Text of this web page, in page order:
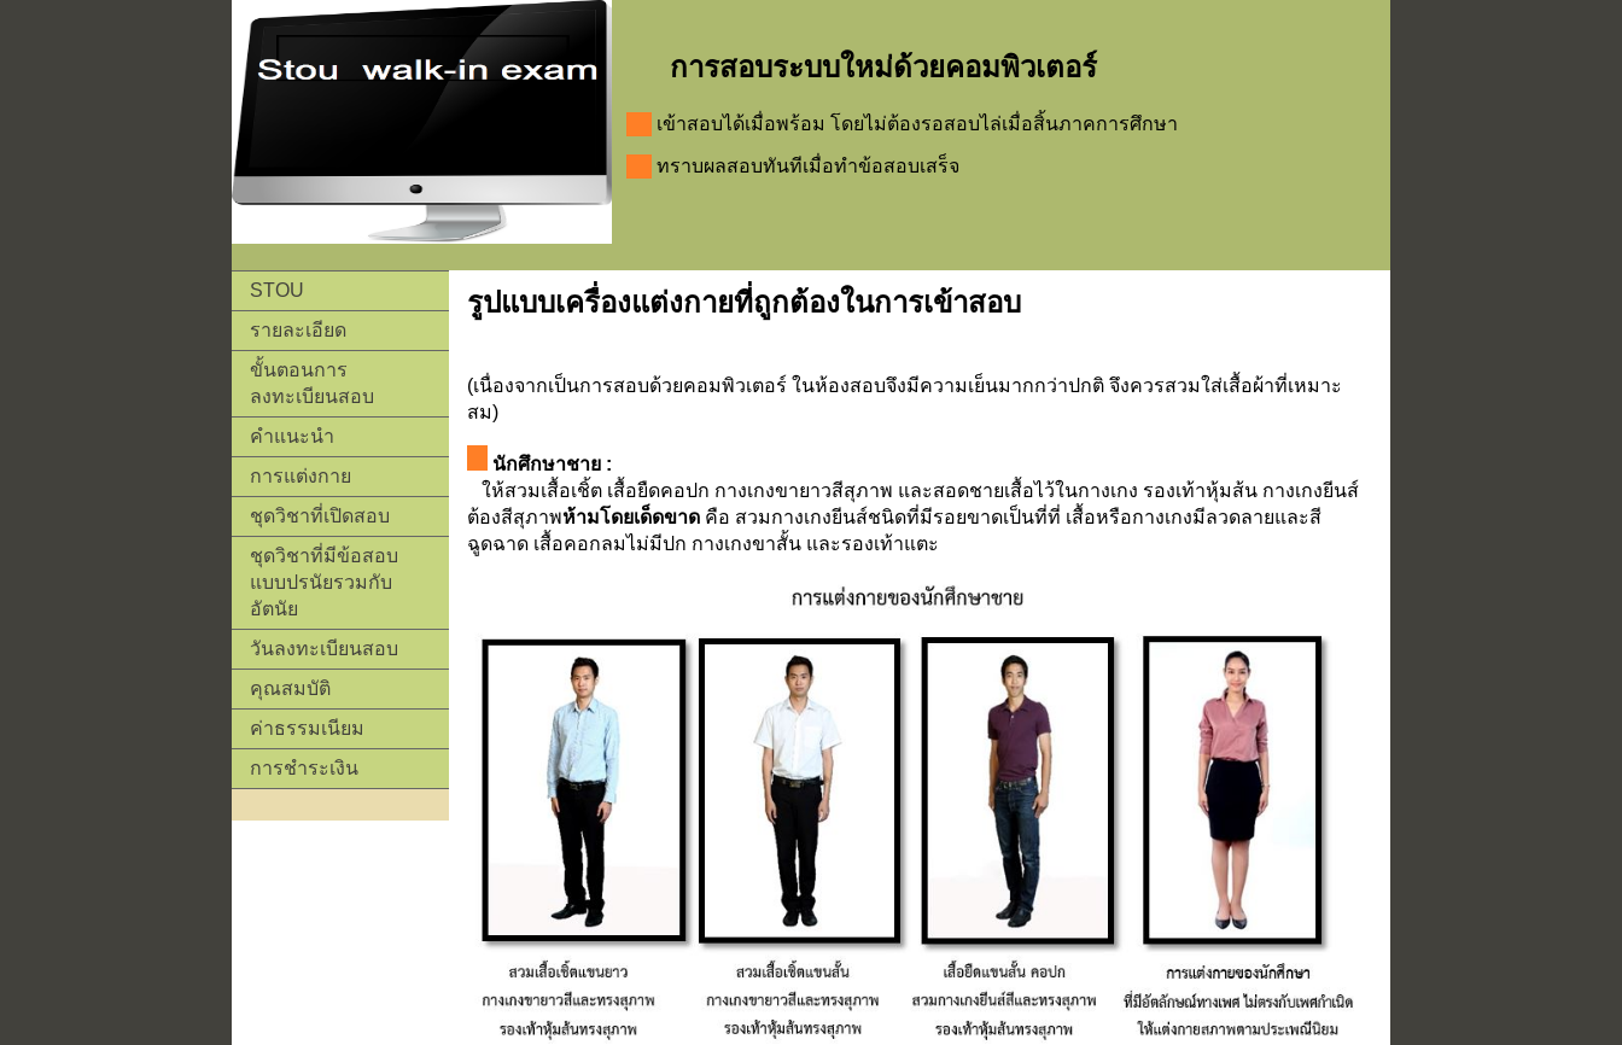
การสอบระบบใหม่ด้วยคอมพิวเตอร์
เข้าสอบได้เมื่อพร้อม โดยไม่ต้องรอสอบไล่เมื่อสิ้นภาคการศึกษา
ทราบผลสอบทันทีเมื่อทำข้อสอบเสร็จ
STOU
รายละเอียด
ขั้นตอนการ
ลงทะเบียนสอบ
คำแนะนำ
การแต่งกาย
ชุดวิชาที่เปิดสอบ
ชุดวิชาที่มีข้อสอบ
แบบปรนัยรวมกับ
อัตนัย
วันลงทะเบียนสอบ
คุณสมบัติ
ค่าธรรมเนียม
การชำระเงิน
รูปแบบเครื่องแต่งกายที่ถูกต้องในการเข้าสอบ
(เนื่องจากเป็นการสอบด้วยคอมพิวเตอร์ ในห้องสอบจึงมีความเย็นมากกว่าปกติ จึงควรสวมใส่เสื้อผ้าที่เหมาะ
สม)
นักศึกษาชาย :
ให้สวมเสื้อเชิ้ต เสื้อยืดคอปก กางเกงขายาวสีสุภาพ และสอดชายเสื้อไว้ในกางเกง รองเท้าหุ้มส้น กางเกงยีนส์
ต้องสีสุภาพห้ามโดยเด็ดขาด คือ สวมกางเกงยีนส์ชนิดที่มีรอยขาดเป็นที่ที่ เสื้อหรือกางเกงมีลวดลายและสี
ฉูดฉาด เสื้อคอกลมไม่มีปก กางเกงขาสั้น และรองเท้าแตะ